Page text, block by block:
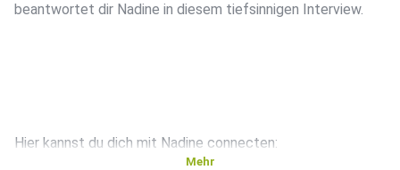
beantwortet dir Nadine in diesem tiefsinnigen Interview.
Hier kannst du dich mit Nadine connecten:
Mehr